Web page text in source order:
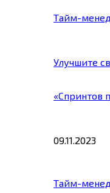
Тайм-
Улучшите
«Спринтов
09.11.2023
Тайм-